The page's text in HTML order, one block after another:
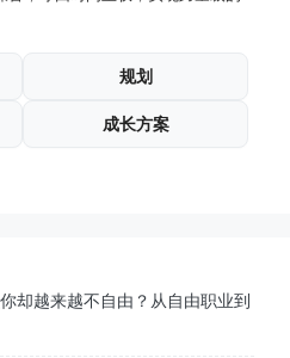
规划
成长方案
却越来越不自由？从自由职业到